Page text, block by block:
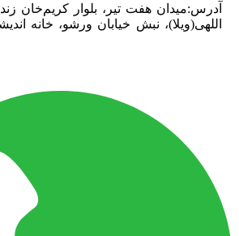
آدرس:میدان هفت تیر، بلوار کریم‌خان
اللهی(ویلا)، نبش خیابان ورشو، خانه